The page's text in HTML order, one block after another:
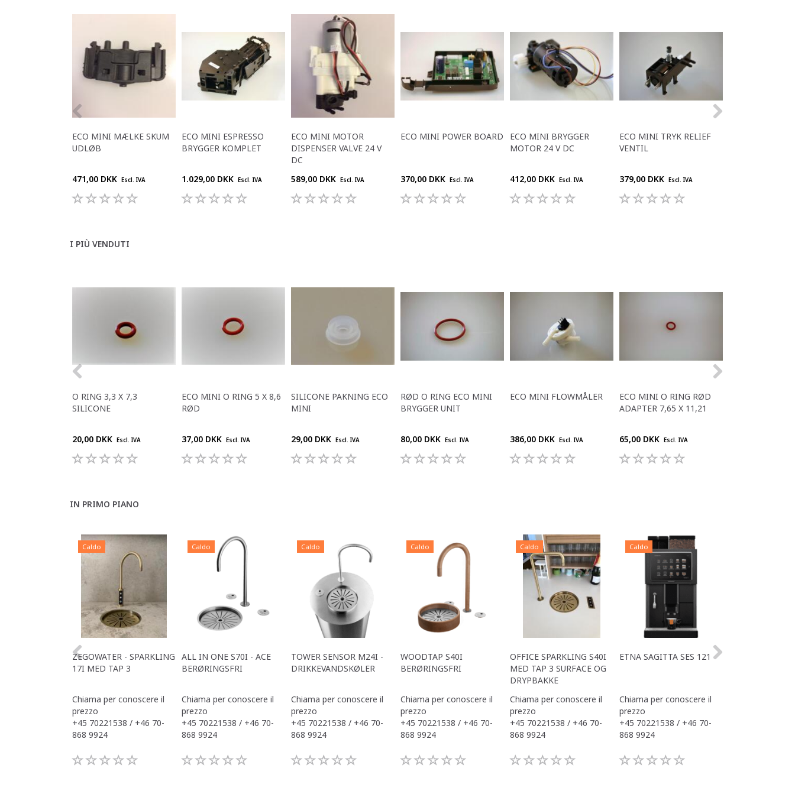
ECO MINI MÆLKE SKUM
UDLØB
471,00 DKK Escl. IVA
ECO MINI ESPRESSO
BRYGGER KOMPLET
1.029,00 DKK Escl. IVA
ECO MINI MOTOR
DISPENSER VALVE 24 V
DC
589,00 DKK
Escl. IVA
ECO MINI POWER BOARD
370,00 DKK Escl. IVA
ECO MINI BRYGGER
MOTOR 24 V DC
412,00 DKK Escl. IVA
ECO MINI TRYK RELIEF
VENTIL
379,00 DKK Escl. IVA
I PIÙ VENDUTI
O RING 3,3 X 7,3
SILICONE
20,00 DKK Escl. IVA
ECO MINI O RING 5 X 8,6
RØD
37,00 DKK Escl. IVA
SILICONE PAKNING ECO
MINI
29,00 DKK Escl. IVA
RØD O RING ECO MINI
BRYGGER UNIT
80,00 DKK Escl. IVA
ECO MINI FLOWMÅLER
386,00 DKK Escl. IVA
ECO MINI O RING RØD
ADAPTER 7,65 X 11,21
65,00 DKK Escl. IVA
IN PRIMO PIANO
Caldo
ZEGOWATER - SPARKLING
17I MED TAP 3
Chiama per conoscere il
prezzo
+45 70221538 / +46 70-
868 9924
Caldo
ALL IN ONE S70I - ACE
BERØRINGSFRI
Chiama per conoscere il
prezzo
+45 70221538 / +46 70-
868 9924
Caldo
TOWER SENSOR M24I -
DRIKKEVANDSKØLER
Chiama per conoscere il
prezzo
+45 70221538 / +46 70-
868 9924
Caldo
WOODTAP S40I
BERØRINGSFRI
Chiama per conoscere il
prezzo
+45 70221538 / +46 70-
868 9924
Caldo
OFFICE SPARKLING S40I
MED TAP 3 SURFACE OG
DRYPBAKKE
Chiama per conoscere il
prezzo
+45 70221538 / +46 70-
868 9924
Caldo
ETNA SAGITTA SES 121
Chiama per conoscere il
prezzo
+45 70221538 / +46 70-
868 9924